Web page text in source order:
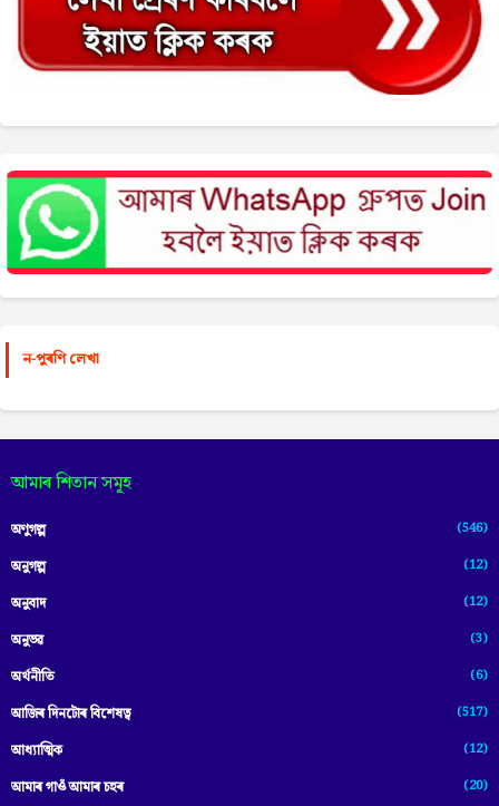
ন-পুৰণি লেখা
আমাৰ শিতান সমূহ
অণুগল্প (546)
অনুগল্প (12)
অনুবাদ (12)
অনুভৱ (3)
অৰ্থনীতি (6)
আজিৰ দিনটোৰ বিশেষত্ব (517)
আধ্যাত্মিক (12)
আমাৰ গাওঁ আমাৰ চহৰ (20)